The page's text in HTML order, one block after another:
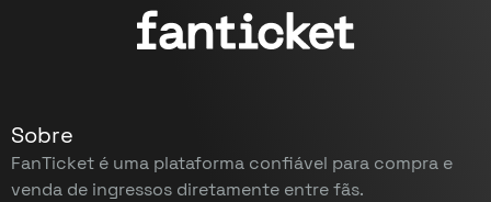
Sobre
FanTicket é uma plataforma confiável para compra e
venda de ingressos diretamente entre fãs.